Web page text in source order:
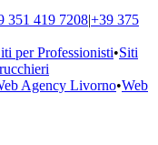
351 419 7208|+39 375
per Professionisti•Siti
Agency Livorno•Web